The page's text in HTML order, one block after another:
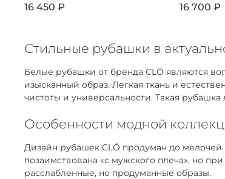
16 450 ₽ 16 700 ₽
Стильные рубашки в
Белые рубашки от бренда CLÓ являются
изысканный образ. Легкая ткань и
чистоты и универсальности. Такая
Особенности модной
Дизайн рубашек CLÓ продуман до мелочей.
позаимствована «с мужского плеча», но
расслабленные, но продуманные образы.